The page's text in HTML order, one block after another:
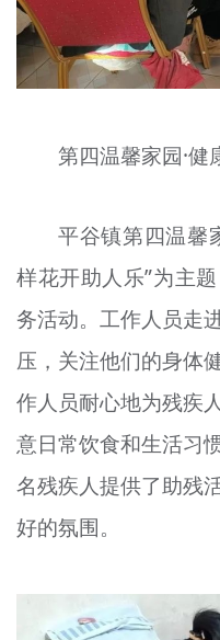
第四温馨家园·健
平谷镇第四温馨
样花开助人乐”为主
务活动。工作人员走
压，关注他们的身体
作人员耐心地为残疾
意日常饮食和生活习
名残疾人提供了助残
好的氛围。